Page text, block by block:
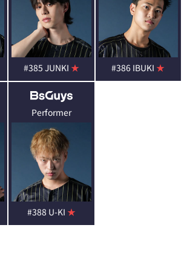
#385 JUNKI ★ #386 IBUKI ★
Performer
#388 U-KI ★